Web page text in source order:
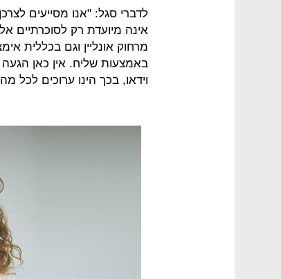
לדברי סגל: "אנו מסייעים
אינה מיועדת רק לסוכרתיים
מרחוק אונליין וגם בכללית
באמצעות שליח. אין כאן
וידאו, בכך הינו ערוכים לכל